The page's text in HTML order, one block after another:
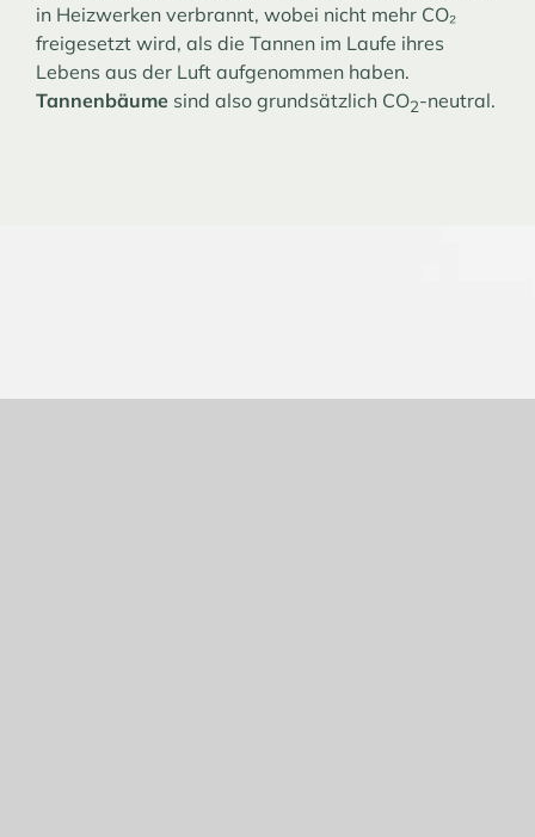
in Heizwerken verbrannt, wobei nicht mehr CO₂
freigesetzt wird, als die Tannen im Laufe ihres
Lebens aus der Luft aufgenommen haben.
Tannenbäume sind also grundsätzlich CO2-neutral.